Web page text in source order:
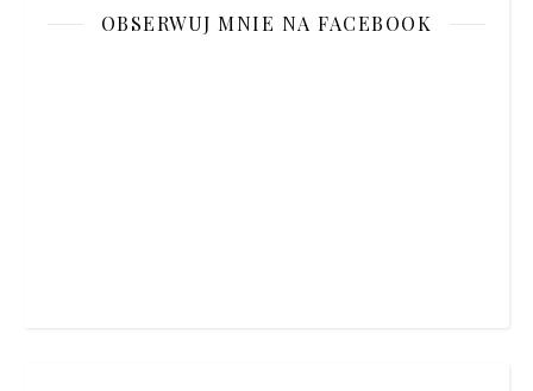
OBSERWUJ MNIE NA FACEBOOK